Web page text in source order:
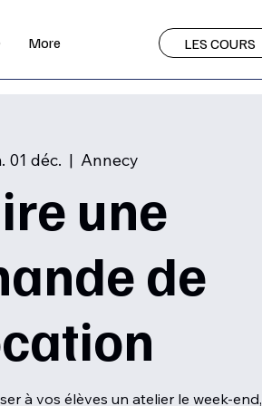
More LES COURS
01 déc.
  |
Annecy
une
de
à vos élèves un atelier le week-end,